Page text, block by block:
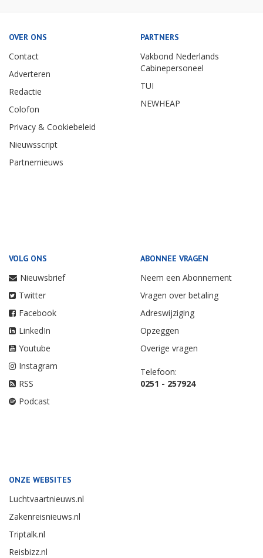
OVER ONS
Contact
Adverteren
Redactie
Colofon
Privacy & Cookiebeleid
Nieuwsscript
Partnernieuws
PARTNERS
Vakbond Nederlands
Cabinepersoneel
TUI
NEWHEAP
VOLG ONS
Nieuwsbrief
Twitter
Facebook
LinkedIn
Youtube
Instagram
RSS
Podcast
ABONNEE VRAGEN
Neem een Abonnement
Vragen over betaling
Adreswijziging
Opzeggen
Overige vragen
Telefoon:
0251 - 257924
ONZE WEBSITES
Luchtvaartnieuws.nl
Zakenreisnieuws.nl
Triptalk.nl
Reisbizz.nl